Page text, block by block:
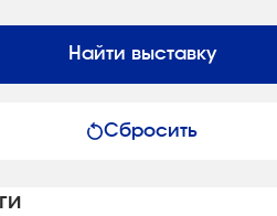
Найти выставку
Сбросить